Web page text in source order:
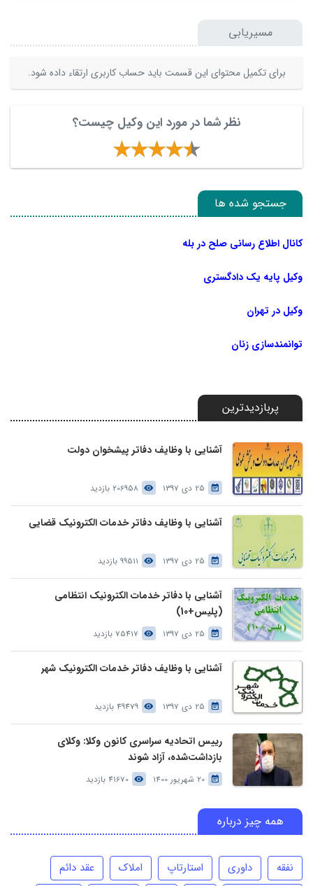
مسیریابی
برای تکمیل محتوای این قسمت باید حساب کاربری ارتقاء داده شود.
نظر شما در مورد این وکیل چیست؟
جستجو شده ها
کانال اطلاع رسانی صلح در بله
وکیل پایه یک دادگستری
وکیل در تهران
توانمندسازی زنان
پربازدیدترین
آشنایی با وظایف دفاتر پیشخوان دولت
25 دی 1397 206958 بازدید
آشنایی با وظایف دفاتر خدمات الکترونیک قضایی
25 دی 1397 99511 بازدید
آشنایی با دفاتر خدمات الکترونیک انتظامی
(پلیس+10)
25 دی 1397 75417 بازدید
آشنایی با وظایف دفاتر خدمات الکترونیک شهر
25 دی 1397 49479 بازدید
رییس اتحادیه سراسری کانون وکلا: وکلای
بازداشت‌شده، آزاد شوند
20 شهریور 1400 41670 بازدید
همه چیز درباره
نفقه داوری استارتاپ املاک
عقد دائم